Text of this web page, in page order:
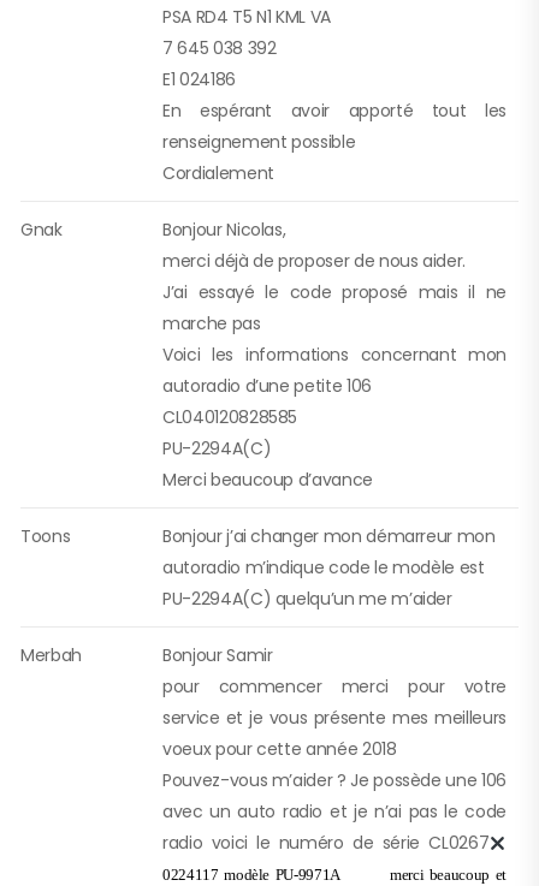
PSA RD4 T5 N1 KML VA
7 645 038 392
E1 024186
En espérant avoir apporté tout les
renseignement possible
Cordialement
Gnak
Bonjour Nicolas,
merci déjà de proposer de nous aider.
J’ai essayé le code proposé mais il ne
marche pas
Voici les informations concernant mon
autoradio d’une petite 106
CL040120828585
PU-2294A(C)
Merci beaucoup d’avance
Toons
Bonjour j’ai changer mon démarreur mon
autoradio m’indique code le modèle est
PU-2294A(C) quelqu’un me m’aider
Merbah
Bonjour Samir
pour commencer merci pour votre
service et je vous présente mes meilleurs
voeux pour cette année 2018
Pouvez-vous m’aider ? Je possède une 106
avec un auto radio et je n’ai pas le code
radio voici le numéro de série CL0267
0224117 modèle PU-9971A merci beaucoup et